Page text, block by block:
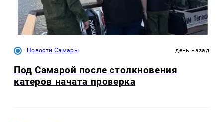
Новости Самары день назад
Под Самарой после столкновения
катеров начата проверка